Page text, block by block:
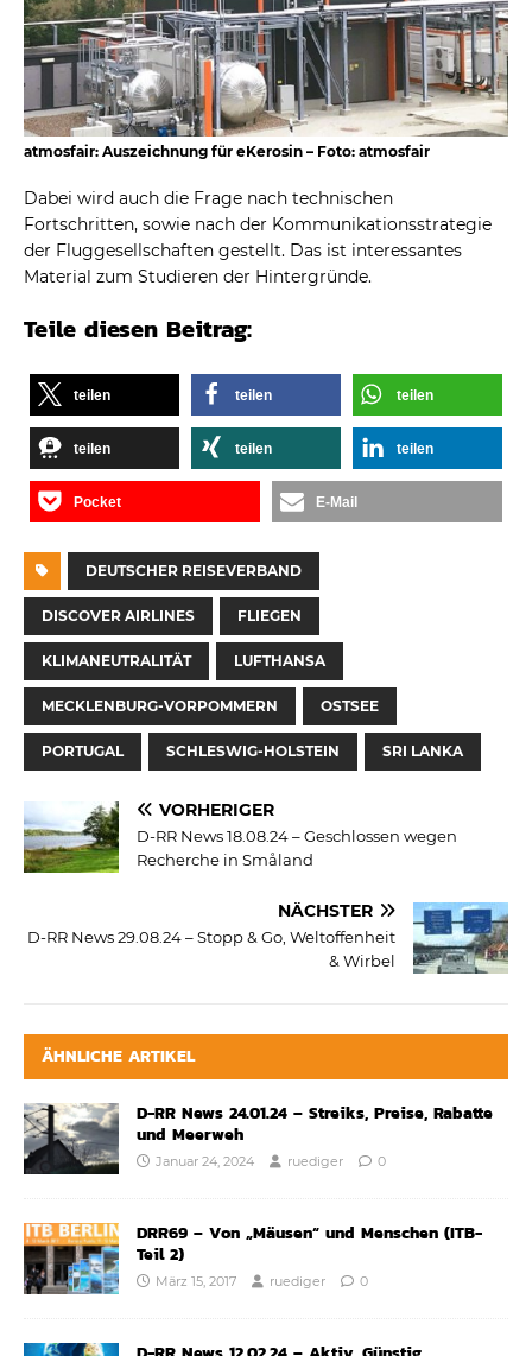
atmosfair: Auszeichnung für eKerosin – Foto: atmosfair
Dabei wird auch die Frage nach technischen
Fortschritten, sowie nach der Kommunikationsstrategie
der Fluggesellschaften gestellt. Das ist interessantes
Material zum Studieren der Hintergründe.
Teile diesen Beitrag:
teilen teilen teilen
teilen teilen teilen
Pocket E-Mail
DEUTSCHER REISEVERBAND
DISCOVER AIRLINES FLIEGEN
KLIMANEUTRALITÄT LUFTHANSA
MECKLENBURG-VORPOMMERN OSTSEE
PORTUGAL SCHLESWIG-HOLSTEIN SRI LANKA
VORHERIGER
D-RR News 18.08.24 – Geschlossen wegen
Recherche in Småland
NÄCHSTER
D-RR News 29.08.24 – Stopp & Go, Weltoffenheit
& Wirbel
ÄHNLICHE ARTIKEL
D-RR News 24.01.24 – Streiks, Preise, Rabatte
und Meerweh
Januar 24, 2024 ruediger 0
DRR69 – Von „Mäusen“ und Menschen (ITB-
Teil 2)
März 15, 2017 ruediger 0